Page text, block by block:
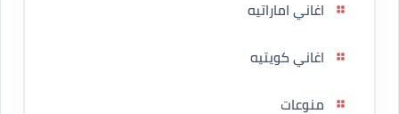
اغاني اماراتيه
اغاني كويتيه
منوعات